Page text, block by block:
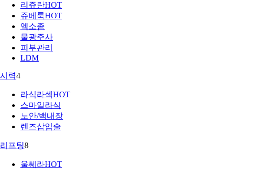
리쥬란HOT
쥬베룩HOT
엑소좀
물광주사
피부관리
LDM
시력4
라식라섹HOT
스마일라식
노안/백내장
렌즈삽입술
리프팅8
울쎄라HOT